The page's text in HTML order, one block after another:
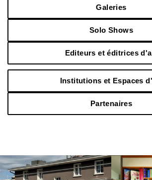
Galeries
Solo Shows
Editeurs et éditrices
Institutions et Espaces
Partenaires